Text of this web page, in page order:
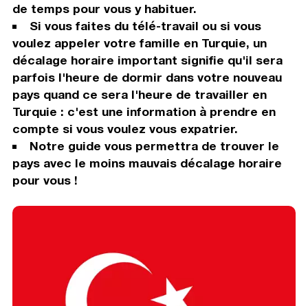
de temps pour vous y habituer.
Si vous faites du télé-travail ou si vous
voulez appeler votre famille en Turquie, un
décalage horaire important signifie qu'il sera
parfois l'heure de dormir dans votre nouveau
pays quand ce sera l'heure de travailler en
Turquie : c'est une information à prendre en
compte si vous voulez vous expatrier.
Notre guide vous permettra de trouver le
pays avec le moins mauvais décalage horaire
pour vous !